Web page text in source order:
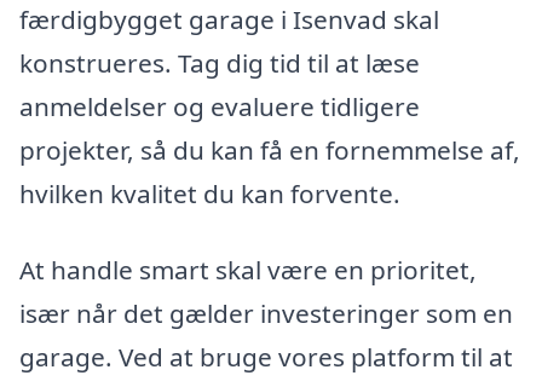
færdigbygget garage i Isenvad skal
konstrueres. Tag dig tid til at læse
anmeldelser og evaluere tidligere
projekter, så du kan få en fornemmelse af,
hvilken kvalitet du kan forvente.
At handle smart skal være en prioritet,
især når det gælder investeringer som en
garage. Ved at bruge vores platform til at